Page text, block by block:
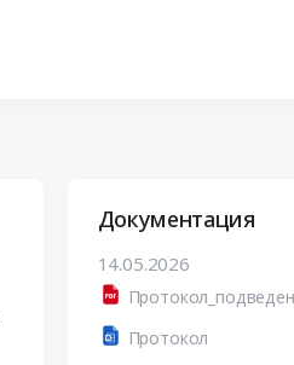
Документация
14.05.2026
Протокол